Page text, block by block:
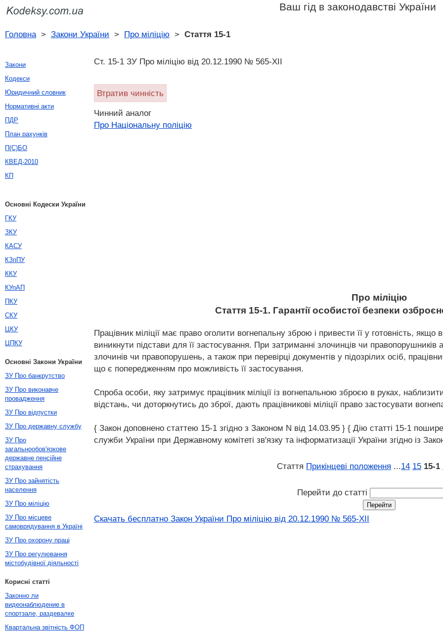
Ваш гід в законодавстві України
Головна> Закони України > Про міліцію > Стаття 15-1
Ст. 15-1 ЗУ Про міліцію від 20.12.1990 № 565-XII
Втратив чинність
Чинний аналог
Про Національну поліцію
Про міліцію
Стаття 15-1. Гарантії особистої безпеки
Працівник міліції має право оголити вогнепальну зброю і привести її у готовність,
виникнути підстави для її застосування. При затриманні злочинців чи правопорушників
злочинів чи правопорушень, а також при перевірці документів у підозрілих осіб,
що є попередженням про можливість її застосування.
Спроба особи, яку затримує працівник міліції із вогнепальною зброєю в руках,
відстань, чи доторкнутись до зброї, дають працівникові міліції право застосувати
{ Закон доповнено статтею 15-1 згідно з Законом N від 14.03.95 } { Дію статті 15-1
служби України при Державному комітеті зв'язку та інформатизації України згідно із
Стаття Прикінцеві положення ...14 15 15‑1
Перейти до статті
Скачать бесплатно Закон України Про міліцію від 20.12.1990 № 565-XII
Закони
Кодекси
Юридичний словник
Нормативні акти
ПДР
План рахунків
П(С)БО
КВЕД-2010
КП
Основні Кодески України
ГКУ
ЗКУ
КАСУ
КЗпПУ
ККУ
КУпАП
ПКУ
СКУ
ЦКУ
ЦПКУ
Основні Закони України
ЗУ Про банкрутство
ЗУ Про виконавче
провадження
ЗУ Про відпустки
ЗУ Про державну службу
ЗУ Про
загальнообов'язкове
державне пенсійне
страхування
ЗУ Про зайнятість
населення
ЗУ Про міліцію
ЗУ Про місцеве
самоврядування в Україні
ЗУ Про охорону праці
ЗУ Про регулювання
містобудівної діяльності
Корисні статті
Законно ли
видеонаблюдение в
спортзале, раздевалке
Квартальна звітність ФОП